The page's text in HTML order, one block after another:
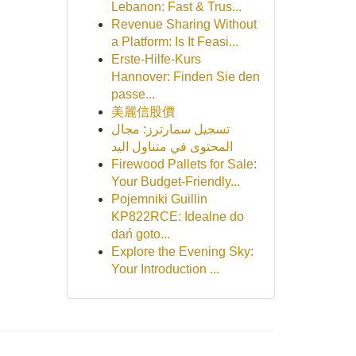
Lebanon: Fast & Trus...
Revenue Sharing Without
a Platform: Is It Feasi...
Erste-Hilfe-Kurs
Hannover: Finden Sie den
passe...
美麗信股價
تسجيل سمارترز: مجال
المحتوى في متناول اليد
Firewood Pallets for Sale:
Your Budget-Friendly...
Pojemniki Guillin
KP822RCE: Idealne do
dań goto...
Explore the Evening Sky:
Your Introduction ...